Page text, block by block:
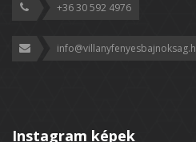
+36 30 592 4976
Instagram képek